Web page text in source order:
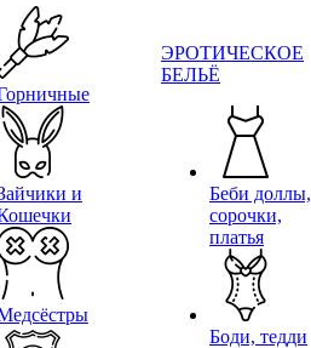
и
ЭРОТИЧЕСКОЕ
БЕЛЬЁ
Беби доллы,
сорочки,
платья
Боди, тедди